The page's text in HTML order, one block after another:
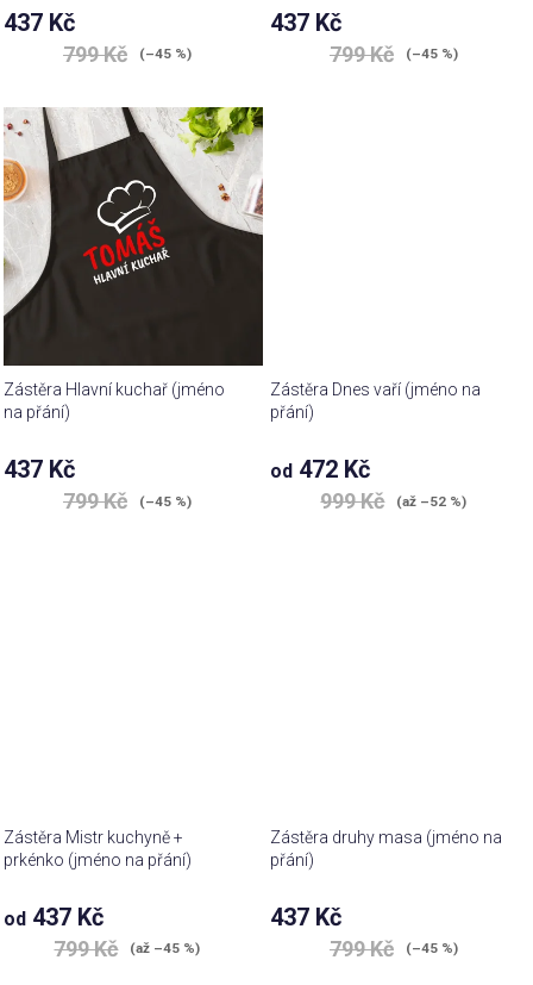
437 Kč
799 Kč (–45 %)
437 Kč
799 Kč (–45 %)
Zástěra Hlavní kuchař (jméno
na přání)
437 Kč
799 Kč (–45 %)
Zástěra Dnes vaří (jméno na
přání)
od 472 Kč
999 Kč (až –52 %)
Zástěra Mistr kuchyně +
prkénko (jméno na přání)
od 437 Kč
799 Kč (až –45 %)
Zástěra druhy masa (jméno na
přání)
437 Kč
799 Kč (–45 %)